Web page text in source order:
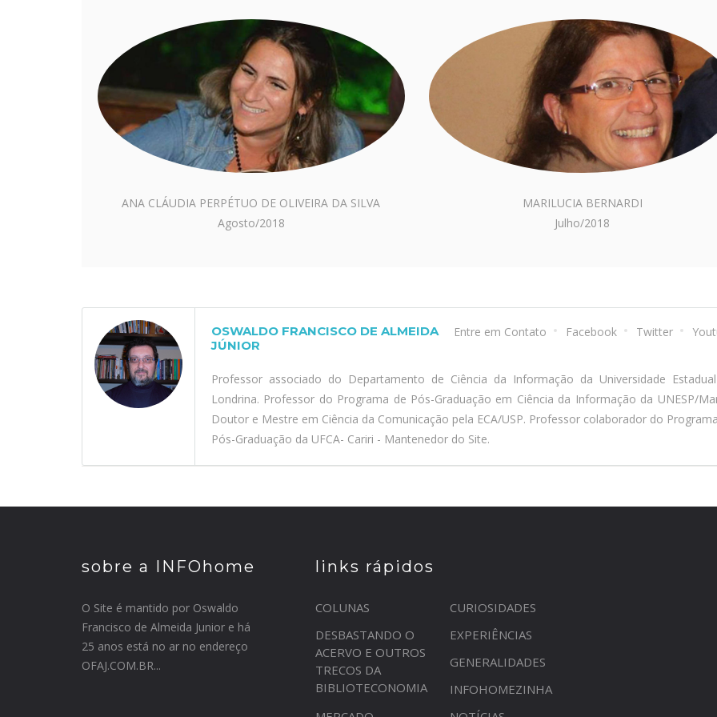
ANA CLÁUDIA PERPÉTUO DE OLIVEIRA DA SILVA
Agosto/2018
MARILUCIA BERNARDI
Julho/2018
Entre em Contato Facebook Twitter
OSWALDO FRANCISCO DE ALMEIDA
JÚNIOR
Professor associado do Departamento de Ciência da Informação da Universidade
Londrina. Professor do Programa de Pós-Graduação em Ciência da Informação da UNESP/
Doutor e Mestre em Ciência da Comunicação pela ECA/USP. Professor colaborador do
Pós-Graduação da UFCA- Cariri - Mantenedor do Site.
sobre a INFOhome
O Site é mantido por Oswaldo
Francisco de Almeida Junior e há
25 anos está no ar no endereço
OFAJ.COM.BR...
links rápidos
COLUNAS
CURIOSIDADES
DESBASTANDO O
ACERVO E OUTROS
TRECOS DA
BIBLIOTECONOMIA
EXPERIÊNCIAS
GENERALIDADES
INFOHOMEZINHA